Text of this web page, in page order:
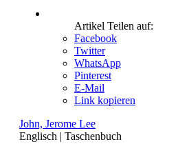
Artikel Teilen auf:
Facebook
Twitter
WhatsApp
Pinterest
E-Mail
Link kopieren
John, Jerome Lee
Englisch | Taschenbuch